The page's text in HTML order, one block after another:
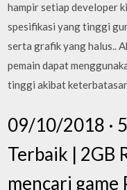
hampir setiap developer
spesifikasi yang tinggi
serta grafik yang halus..
pemain dapat
tinggi akibat
09/10/2018 ·
Terbaik | 2GB
mencari game